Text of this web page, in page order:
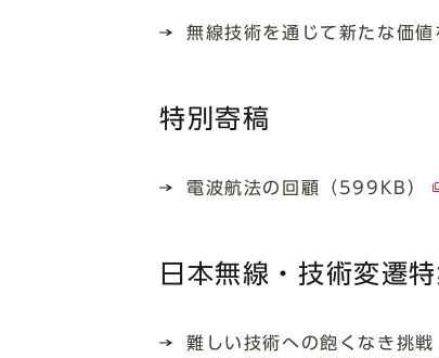
無線技術を通じて新たな価
特別寄稿
電波航法の回顧（599KB）
日本無線・技術変遷
難しい技術への飽くなき挑